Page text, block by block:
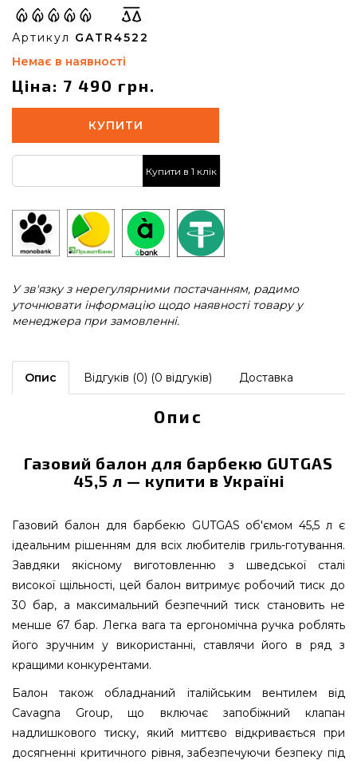
Артикул GATR4522
Немає в наявності
Ціна: 7 490 грн.
КУПИТИ
Купити в 1 клік
У зв'язку з нерегулярними постачанням, радимо
уточнювати інформацію щодо наявності товару у
менеджера при замовленні.
Опис Відгуків (0) (0 відгуків) Доставка
Опис
Газовий балон для барбекю GUTGAS
45,5 л — купити в Україні
Газовий балон для барбекю GUTGAS об'ємом 45,5 л є
ідеальним рішенням для всіх любителів гриль-готування.
Завдяки якісному виготовленню з шведської сталі
високої щільності, цей балон витримує робочий тиск до
30 бар, а максимальний безпечний тиск становить не
менше 67 бар. Легка вага та ергономічна ручка роблять
його зручним у використанні, ставлячи його в ряд з
кращими конкурентами.
Балон також обладнаний італійським вентилем від
Cavagna Group, що включає запобіжний клапан
надлишкового тиску, який миттєво відкривається при
досягненні критичного рівня, забезпечуючи безпеку під